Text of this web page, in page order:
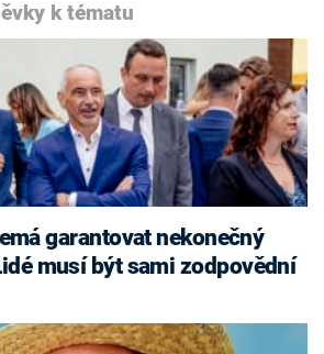
k tématu
musí být sami zodpovědní